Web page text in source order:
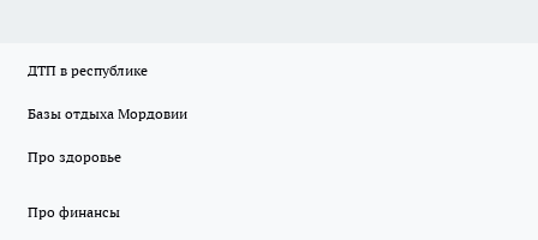
ДТП в республике
Базы отдыха Мордовии
Про здоровье
Про финансы